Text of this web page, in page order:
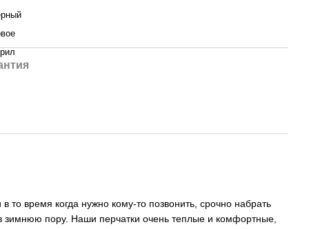
время когда нужно кому-то позвонить, срочно набрать
пору. Наши перчатки очень теплые и комфортные,